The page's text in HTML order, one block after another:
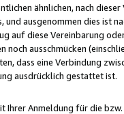
ähnlichen, nach
und ausgenommen dies ist
auf diese Vereinbarung
noch ausschmücken
dass eine Verbindung
ausdrücklich gestattet ist.
Ihrer Anmeldung für die